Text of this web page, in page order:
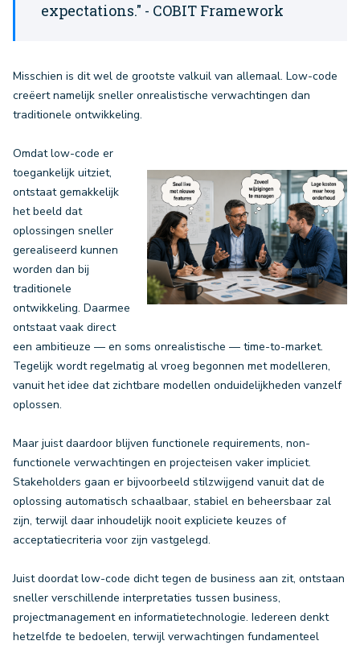
expectations." - COBIT Framework
Misschien is dit wel de grootste valkuil van allemaal. Low-code
creëert namelijk sneller onrealistische verwachtingen dan
traditionele ontwikkeling.
Omdat low-code er
toegankelijk uitziet,
ontstaat gemakkelijk
het beeld dat
oplossingen sneller
gerealiseerd kunnen
worden dan bij
traditionele
ontwikkeling. Daarmee
ontstaat vaak direct
een ambitieuze — en soms onrealistische — time-to-market.
Tegelijk wordt regelmatig al vroeg begonnen met modelleren,
vanuit het idee dat zichtbare modellen onduidelijkheden vanzelf
oplossen.
Maar juist daardoor blijven functionele requirements, non-
functionele verwachtingen en projecteisen vaker impliciet.
Stakeholders gaan er bijvoorbeeld stilzwijgend vanuit dat de
oplossing automatisch schaalbaar, stabiel en beheersbaar zal
zijn, terwijl daar inhoudelijk nooit expliciete keuzes of
acceptatiecriteria voor zijn vastgelegd.
Juist doordat low-code dicht tegen de business aan zit, ontstaan
sneller verschillende interpretaties tussen business,
projectmanagement en informatietechnologie. Iedereen denkt
hetzelfde te bedoelen, terwijl verwachtingen fundamenteel